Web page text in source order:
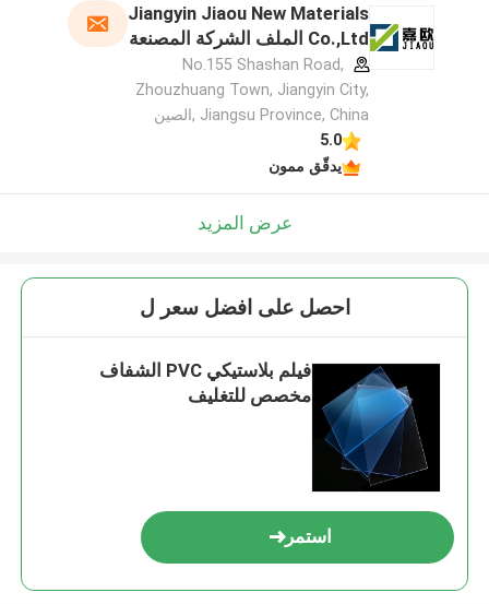
Jiangyin Jiaou New Materials
Co.,Ltd الملف الشركة المصنعة
No.155 Shashan Road,
Zhouzhuang Town, Jiangyin City,
Jiangsu Province, China ,الصين
5.0
يدقّق ممون
عرض المزيد
احصل على افضل سعر ل
فيلم بلاستيكي PVC الشفاف
مخصص للتغليف
استمر